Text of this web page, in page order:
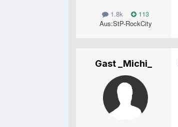
1.8k
113
Aus:StP-RockCity
Gast _Michi_